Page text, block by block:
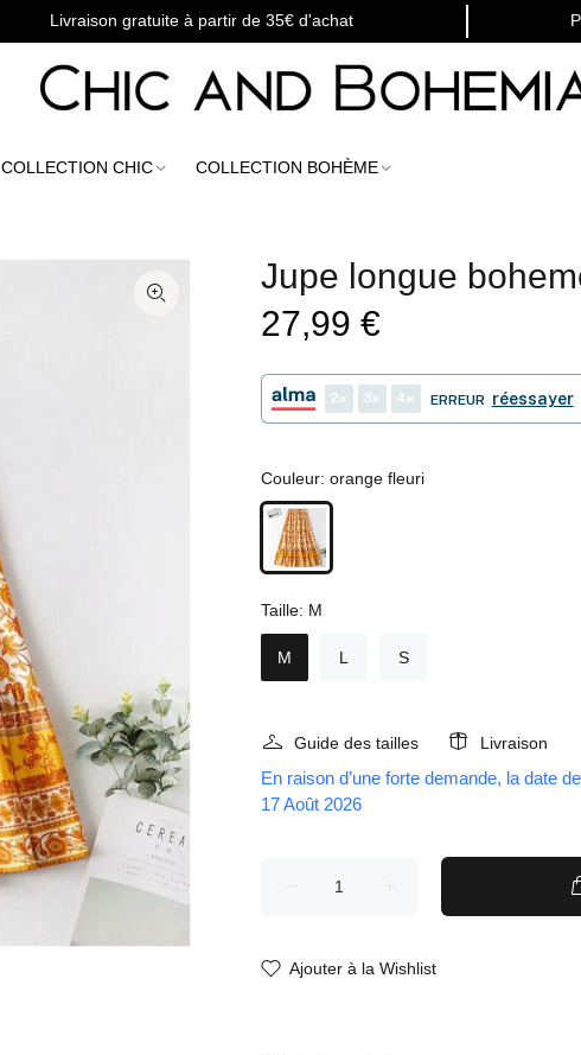
Livraison gratuite à partir de 35€ d'achat
COLLECTION CHIC COLLECTION BOHÈME
Jupe longue
27,99 €
2 3 4 ERREUR réessayer
Couleur: orange fleuri
Taille: M
M L S
Guide des tailles Livraison
En raison d’une forte demande, la date
17 Août 2026
Ajouter à la Wishlist